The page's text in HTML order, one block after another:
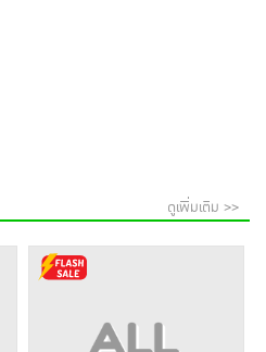
ดูเพิ่มเติม >>